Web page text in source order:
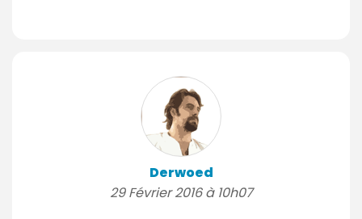
Derwoed
29 Février 2016 à 10h07